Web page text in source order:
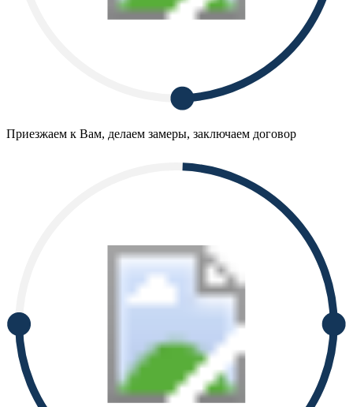
Приезжаем к Вам, делаем замеры, заключаем договор